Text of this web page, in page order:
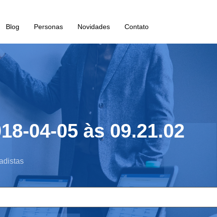
Blog Personas Novidades Contato
04-05 às 09.21.02